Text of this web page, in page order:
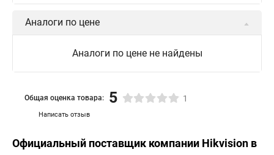
Аналоги по цене
Аналоги по цене не найдены
Написать отзыв
Общая оценка товара: 5 1
Официальный поставщик компании Hikvision в